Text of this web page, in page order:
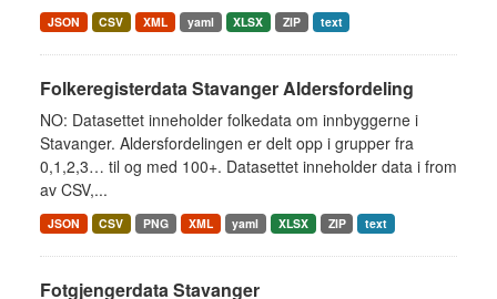
JSON CSV XML yaml XLSX ZIP text
Folkeregisterdata Stavanger Aldersfordeling
NO: Datasettet inneholder folkedata om innbyggerne i
Stavanger. Aldersfordelingen er delt opp i grupper fra
0,1,2,3… til og med 100+. Datasettet inneholder data i from
av CSV,...
JSON CSV PNG XML yaml XLSX ZIP text
Fotgjengerdata Stavanger